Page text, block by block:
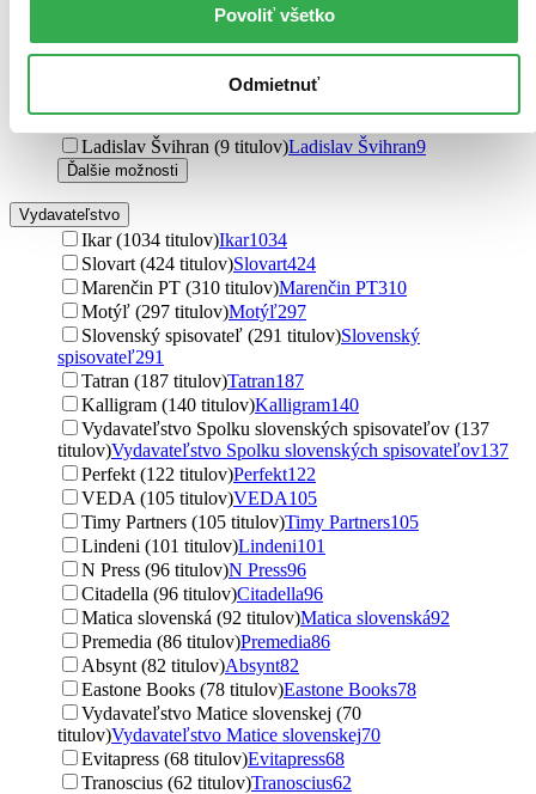
Povoliť všetko
Odmietnuť
Eva Bacigalová (14 titulov) Eva Bacigalová
Drahoslav Machala (10 titulov)Drahoslav Machala10
Ivan Szabó (10 titulov)Ivan Szabó
Ladislav Švihran (9 titulov)Ladislav Švihran9
Ďalšie možnosti
Vydavateľstvo
Ikar (1034 titulov)Ikar1034
Slovart (424 titulov)Slovart424
Marenčin PT (310 titulov)Marenčin PT310
Motýľ (297 titulov)Motýľ297
Slovenský spisovateľ (291 titulov)Slovenský
spisovateľ291
Tatran (187 titulov)Tatran187
Kalligram (140 titulov)Kalligram140
Vydavateľstvo Spolku slovenských spisovateľov (137
titulov)Vydavateľstvo Spolku slovenských spisovateľov137
Perfekt (122 titulov)Perfekt122
VEDA (105 titulov)VEDA105
Timy Partners (105 titulov)Timy Partners105
Lindeni (101 titulov)Lindeni101
N Press (96 titulov)N Press96
Citadella (96 titulov)Citadella96
Matica slovenská (92 titulov)Matica slovenská92
Premedia (86 titulov)Premedia86
Absynt (82 titulov)Absynt82
Eastone Books (78 titulov)Eastone Books78
Vydavateľstvo Matice slovenskej (70
titulov)Vydavateľstvo Matice slovenskej70
Evitapress (68 titulov)Evitapress68
Tranoscius (62 titulov)Tranoscius62